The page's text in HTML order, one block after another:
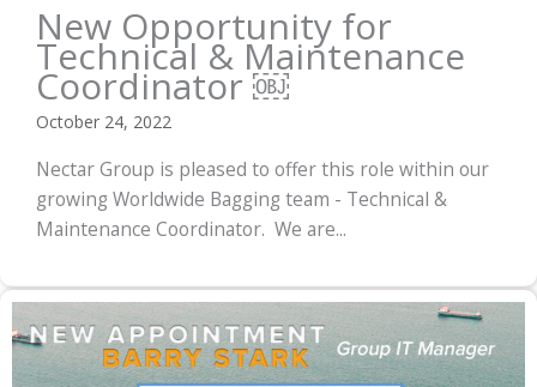
New Opportunity for
Technical & Maintenance
Coordinator ￼
October 24, 2022
Nectar Group is pleased to offer this role within our
growing Worldwide Bagging team - Technical &
Maintenance Coordinator. We are...